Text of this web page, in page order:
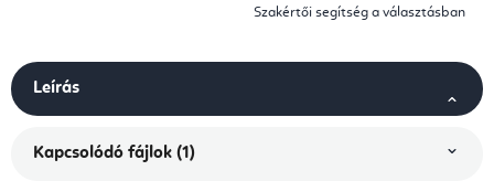
Szakértői segítség a választásban
Leírás
Kapcsolódó fájlok (1)